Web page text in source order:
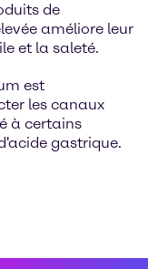
de
améliore leur
et la saleté.
est
les canaux
à certains
gastrique.